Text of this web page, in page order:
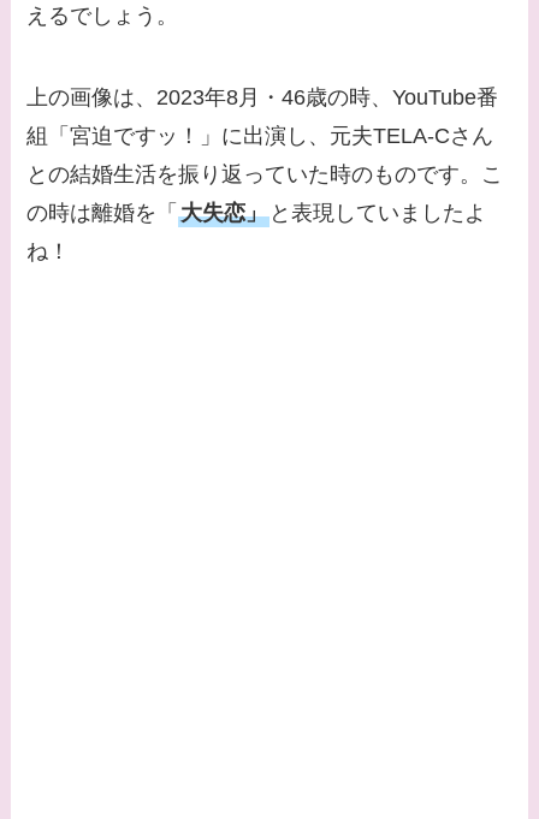
えるでしょう。
上の画像は、2023年8月・46歳の時、YouTube番
組「宮迫ですッ！」に出演し、元夫TELA-Cさん
との結婚生活を振り返っていた時のものです。こ
の時は離婚を「大失恋」 と表現していましたよ
ね！